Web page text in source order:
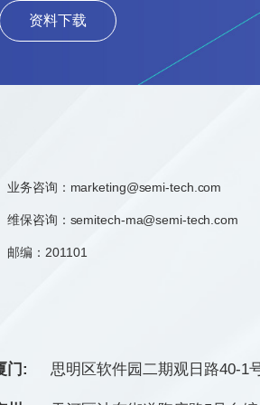
资料下载
业务咨询： marketing@semi-tech.com
维保咨询：semitech-ma@semi-tech.com
邮编：201101
门: 思明区软件园二期观日路40-1